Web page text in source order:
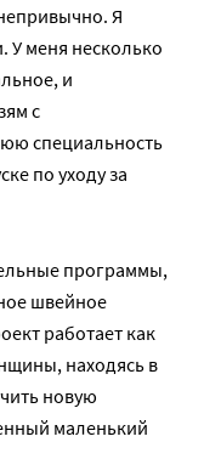
Я
У меня несколько
и
с
специальность
по уходу за
программы,
швейное
работает как
находясь в
новую
маленький